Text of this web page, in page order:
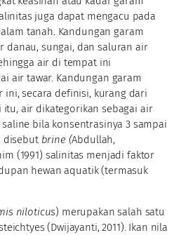
juga dapat mengacu pada
tanah. Kandungan garam
danau, sungai, dan saluran air
air di tempat ini
air tawar. Kandungan garam
ini, secara definisi, kurang dari
itu, air dikategorikan sebagai air
bila konsentrasinya 3 sampai
disebut brine (Abdullah,
(1991) salinitas menjadi faktor
hewan aquatik (termasuk
niloticus) merupakan salah satu
(Dwijayanti, 2011). Ikan nila